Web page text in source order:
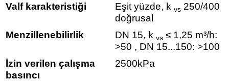
Valf karakteristiği Eşit yüzde, kvs 250/400
doğrusal
Menzillenebilirlik
DN 15, kvs ≤ 1,25 m³/h:
>50 , DN 15...150: >100
İzin verilen çalışma
basıncı
2500kPa